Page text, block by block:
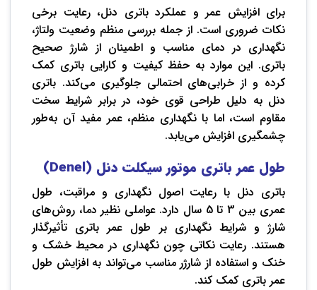
برای افزایش عمر و عملکرد باتری دنل، رعایت برخی
نکات ضروری است. از جمله بررسی منظم وضعیت ولتاژ،
نگهداری در دمای مناسب و اطمینان از شارژ صحیح
باتری. این موارد به حفظ کیفیت و کارایی باتری کمک
کرده و از خرابی‌های احتمالی جلوگیری می‌کند. باتری
دنل به دلیل طراحی قوی خود، در برابر شرایط سخت
مقاوم است، اما با نگهداری منظم، عمر مفید آن به‌طور
چشمگیری افزایش می‌یابد.
طول عمر باتری موتور سیکلت دنل (Denel)
باتری دنل با رعایت اصول نگهداری و مراقبت، طول
عمری بین 3 تا 5 سال دارد. عواملی نظیر دما، روش‌های
شارژ و شرایط نگهداری بر طول عمر باتری تأثیرگذار
هستند. رعایت نکاتی چون نگهداری در محیط خشک و
خنک و استفاده از شارژر مناسب می‌تواند به افزایش طول
عمر باتری کمک کند.